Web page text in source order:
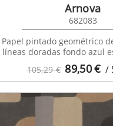
105,29 € 89,50€ /
Arnova
682083
Papel pintado geométrico
líneas doradas fondo azul